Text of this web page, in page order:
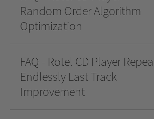
Random Order Algorithm
Optimization
FAQ - Rotel CD Player
Endlessly Last Track
Improvement